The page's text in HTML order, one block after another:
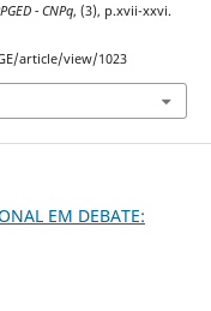
- CNPq, (3), p.xvii-xxvi.
article/view/1023
EM DEBATE: